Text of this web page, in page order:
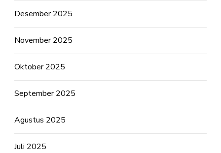
Desember 2025
November 2025
Oktober 2025
September 2025
Agustus 2025
Juli 2025